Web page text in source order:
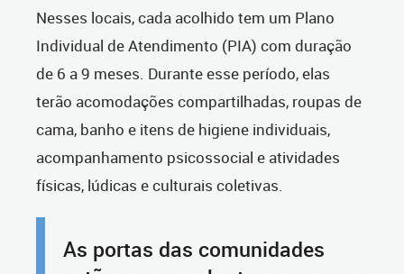
Nesses locais, cada acolhido tem um Plano
Individual de Atendimento (PIA) com duração
de 6 a 9 meses. Durante esse período, elas
terão acomodações compartilhadas, roupas de
cama, banho e itens de higiene individuais,
acompanhamento psicossocial e atividades
físicas, lúdicas e culturais coletivas.
As portas das comunidades